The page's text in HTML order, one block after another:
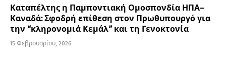
Καταπέλτης η Παμποντιακή Ομοσπονδία ΗΠΑ–
Καναδά: Σφοδρή επίθεση στον Πρωθυπουργό για
την “κληρονομιά Κεμάλ” και τη Γενοκτονία
15 Φεβρουαρίου, 2026